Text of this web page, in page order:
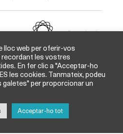
Col·laborador
lloc web per oferir-vos
les vostres
En fer clic a "Acceptar-ho
les cookies. Tanmateix, podeu
per proporcionar un
Acceptar-ho tot